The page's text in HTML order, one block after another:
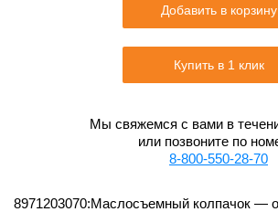
Добавить в корзину
Купить в 1 клик
Мы свяжемся с вами в
или позвоните по
8-800-550-28-70
8971203070:Маслосъемный колпачок —